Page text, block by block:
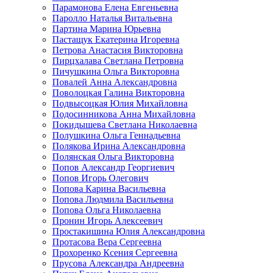
Парамонова Елена Евгеньевна
Паролло Наталья Витальевна
Партина Марина Юрьевна
Пастащук Екатерина Игоревна
Петрова Анастасия Викторовна
Пирцхалава Светлана Петровна
Пичушкина Ольга Викторовна
Повалей Анна Александровна
Поволоцкая Галина Викторовна
Подвысоцкая Юлия Михайловна
Подосинникова Анна Михайловна
Покидышева Светлана Николаевна
Полушкина Ольга Геннадьевна
Полякова Ирина Александровна
Полянская Ольга Викторовна
Попов Александр Георгиевич
Попов Игорь Олегович
Попова Карина Васильевна
Попова Людмила Васильевна
Попова Ольга Николаевна
Пронин Игорь Алексеевич
Простакишина Юлия Александровна
Протасова Вера Сергеевна
Прохоренко Ксения Сергеевна
Прусова Александра Андреевна